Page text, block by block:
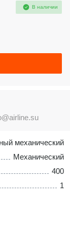
механический
Механический
400
1
В наличии